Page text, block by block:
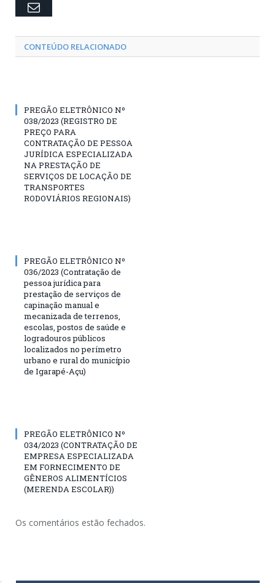
Email
CONTEÚDO RELACIONADO
PREGÃO ELETRÔNICO Nº
038/2023 (REGISTRO DE
PREÇO PARA
CONTRATAÇÃO DE PESSOA
JURÍDICA ESPECIALIZADA
NA PRESTAÇÃO DE
SERVIÇOS DE LOCAÇÃO DE
TRANSPORTES
RODOVIÁRIOS REGIONAIS)
PREGÃO ELETRÔNICO Nº
036/2023 (Contratação de
pessoa jurídica para
prestação de serviços de
capinação manual e
mecanizada de terrenos,
escolas, postos de saúde e
logradouros públicos
localizados no perímetro
urbano e rural do município
de Igarapé-Açu)
PREGÃO ELETRÔNICO Nº
034/2023 (CONTRATAÇÃO DE
EMPRESA ESPECIALIZADA
EM FORNECIMENTO DE
GÊNEROS ALIMENTÍCIOS
(MERENDA ESCOLAR))
Os comentários estão fechados.